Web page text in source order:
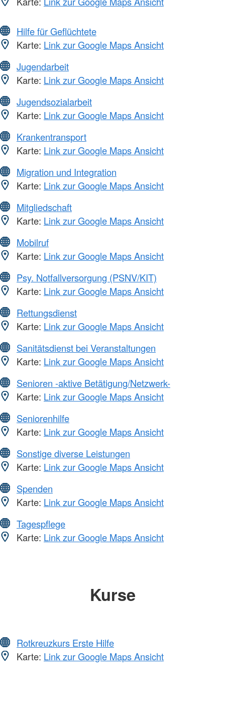
Hilfe für Geflüchtete
Karte: Link zur Google Maps Ansicht
Jugendarbeit
Karte: Link zur Google Maps Ansicht
Jugendsozialarbeit
Karte: Link zur Google Maps Ansicht
Krankentransport
Karte: Link zur Google Maps Ansicht
Migration und Integration
Karte: Link zur Google Maps Ansicht
Mitgliedschaft
Karte: Link zur Google Maps Ansicht
Mobilruf
Karte: Link zur Google Maps Ansicht
Psy. Notfallversorgung (PSNV/KIT)
Karte: Link zur Google Maps Ansicht
Rettungsdienst
Karte: Link zur Google Maps Ansicht
Sanitätsdienst bei Veranstaltungen
Karte: Link zur Google Maps Ansicht
Senioren -aktive Betätigung/Netzwerk-
Karte: Link zur Google Maps Ansicht
Seniorenhilfe
Karte: Link zur Google Maps Ansicht
Sonstige diverse Leistungen
Karte: Link zur Google Maps Ansicht
Spenden
Karte: Link zur Google Maps Ansicht
Tagespflege
Karte: Link zur Google Maps Ansicht
Kurse
Rotkreuzkurs Erste Hilfe
Karte: Link zur Google Maps Ansicht